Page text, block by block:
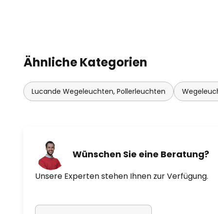
Ähnliche Kategorien
Lucande Wegeleuchten, Pollerleuchten
Wünschen Sie eine Beratung?
Unsere Experten stehen Ihnen zur Verfügung.